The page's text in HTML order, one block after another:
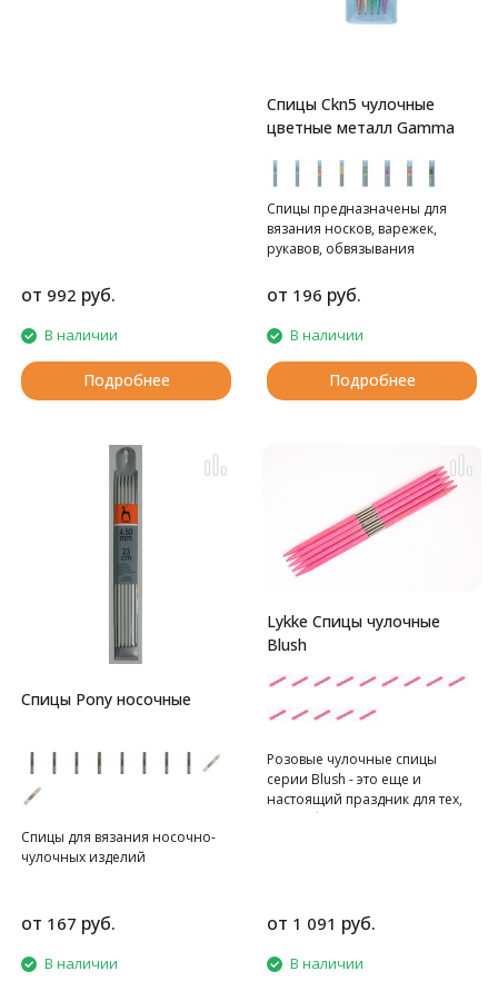
от 992 руб.
В наличии
Подробнее
Спицы Ckn5 чулочные
цветные металл Gamma
Спицы предназначены для
вязания носков, варежек,
рукавов, обвязывания
ярких цветов , что помогает
отслеживать начало или конец
вязания и создают позитивное
настроение. Сделаны из
алюминия с цветным
анодированным покрытием.
от 196 руб.
В наличии
Подробнее
Спицы Pony носочные
Спицы для вязания носочно-
чулочных изделий
от 167 руб.
В наличии
Lykke Спицы чулочные
Blush
Розовые чулочные спицы
серии Blush - это еще и
настоящий праздник для тех,
кто любит красивые вязальные
полировка инструмента
проводится практически
вручную, выполняется крайне
от 1 091 руб.
В наличии